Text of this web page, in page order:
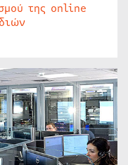
της online